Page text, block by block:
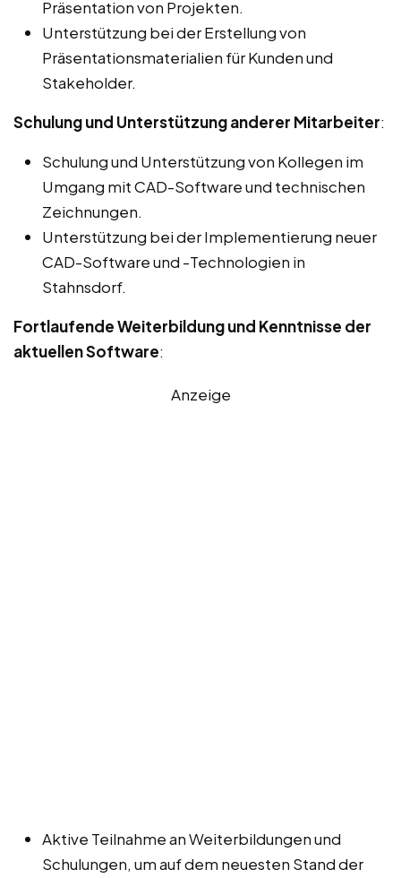
Präsentation von Projekten.
Unterstützung bei der Erstellung von
Präsentationsmaterialien für Kunden und
Stakeholder.
Schulung und Unterstützung anderer Mitarbeiter:
Schulung und Unterstützung von Kollegen im
Umgang mit CAD-Software und technischen
Zeichnungen.
Unterstützung bei der Implementierung neuer
CAD-Software und -Technologien in
Stahnsdorf.
Fortlaufende Weiterbildung und Kenntnisse der
aktuellen Software:
Anzeige
Aktive Teilnahme an Weiterbildungen und
Schulungen, um auf dem neuesten Stand der